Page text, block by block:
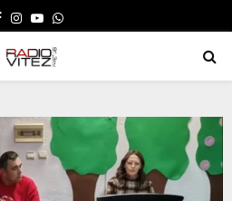
FACEBOOK
INSTAGRAM
YOUTUBE
WHATSAPP